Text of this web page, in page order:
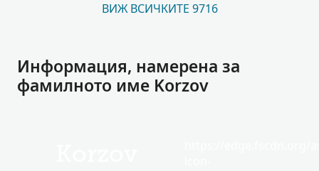
ВИЖ ВСИЧКИТЕ 9716
Информация, намерена за
фамилното име Korzov